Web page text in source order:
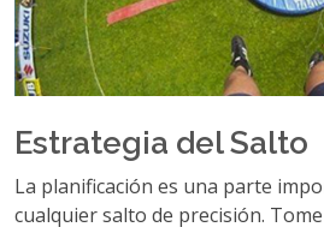
Estrategia del Salto
La planificación es una parte
cualquier salto de precisión.